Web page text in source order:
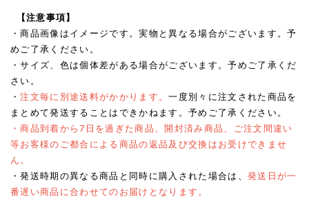
【注意事項】
・商品画像はイメージです。実物と異なる場合がございます。予
めご了承ください。
・サイズ、色は個体差がある場合がございます。予めご了承くだ
さい。
・注文毎に別途送料がかかります。一度別々に注文された商品を
まとめて発送することはできかねます。予めご了承ください。
・商品到着から7日を過ぎた商品、開封済み商品、ご注文間違い
等お客様のご都合による商品の返品及び交換はお受けできませ
ん。
・発送時期の異なる商品と同時に購入された場合は、 発送日が一
番遅い商品に合わせてのお届けとなります。